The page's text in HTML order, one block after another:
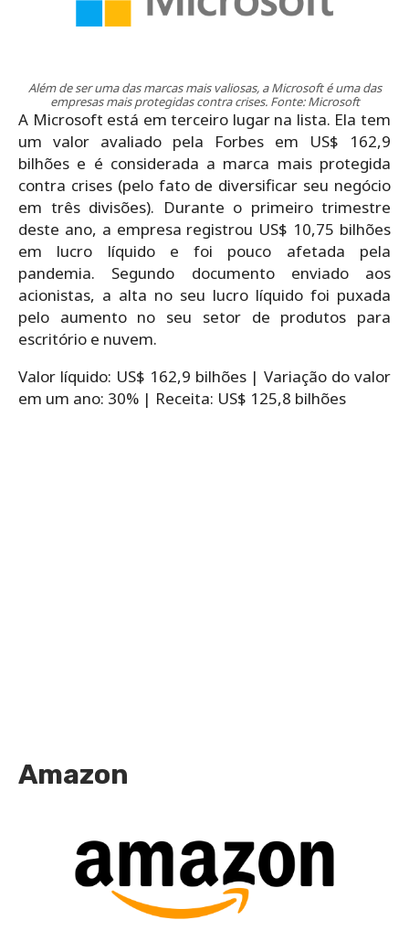
Além de ser uma das marcas mais valiosas, a Microsoft é uma das
empresas mais protegidas contra crises. Fonte: Microsoft
A Microsoft está em terceiro lugar na lista. Ela tem
um valor avaliado pela Forbes em US$ 162,9
bilhões e é considerada a marca mais protegida
contra crises (pelo fato de diversificar seu negócio
em três divisões). Durante o primeiro trimestre
deste ano, a empresa registrou US$ 10,75 bilhões
em lucro líquido e foi pouco afetada pela
pandemia. Segundo documento enviado aos
acionistas, a alta no seu lucro líquido foi puxada
pelo aumento no seu setor de produtos para
escritório e nuvem.
Valor líquido: US$ 162,9 bilhões |Variação do valor
em um ano: 30% | Receita: US$ 125,8 bilhões
Amazon